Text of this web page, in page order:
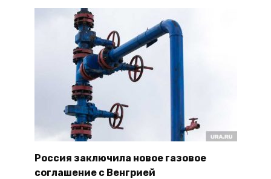
Россия заключила новое газовое
соглашение с Венгрией